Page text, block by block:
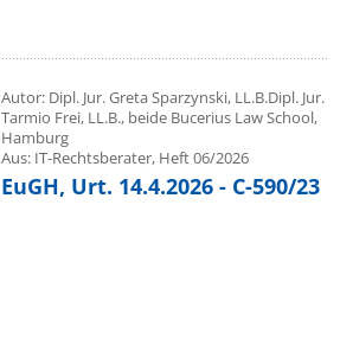
Autor: Dipl. Jur. Greta Sparzynski, LL.B.Dipl. Jur.
Tarmio Frei, LL.B., beide Bucerius Law School,
Hamburg
Aus: IT-Rechtsberater, Heft 06/2026
EuGH, Urt. 14.4.2026 - C-590/23